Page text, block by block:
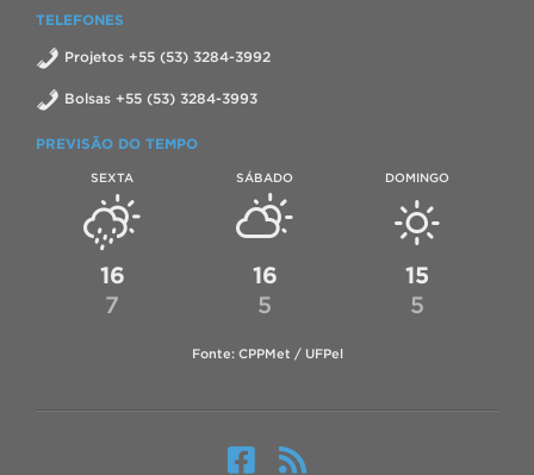
TELEFONES
Projetos +55 (53) 3284-3992
Bolsas +55 (53) 3284-3993
PREVISÃO DO TEMPO
SEXTA
16
7
SÁBADO
16
5
DOMINGO
15
5
Fonte: CPPMet / UFPel